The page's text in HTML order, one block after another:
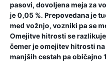
pasovi, dovoljena meja za
je 0,05 %. Prepovedana je
med vožnjo, vozniki pa se
Omejitve hitrosti se
čemer je omejitev hitrosti
manjših cestah pa običajno